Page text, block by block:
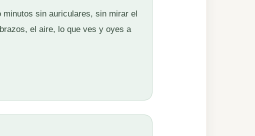
sin auriculares, sin mirar el
el aire, lo que ves y oyes a